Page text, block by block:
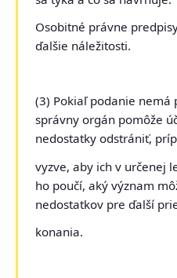
Osobitné právne
ďalšie náležitosti.
(3) Pokiaľ podanie nemá
správny orgán pomôže
nedostatky odstrániť,
vyzve, aby ich v určenej
ho poučí, aký význam
nedostatkov pre ďalší
konania.